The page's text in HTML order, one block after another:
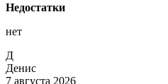
Недостатки
нет
Д
Денис
7 августа 2026